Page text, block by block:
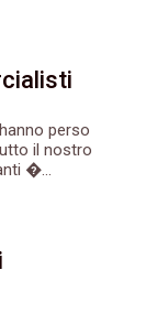
perso
il nostro
�...